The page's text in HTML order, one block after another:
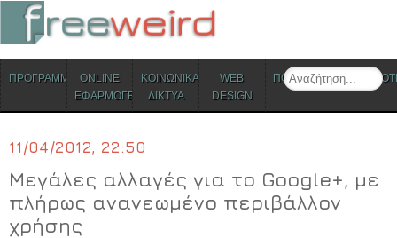
Search
Skip to content
ΠΡΟΓΡΑΜΜΑΤΑONLINE
ΕΦΑΡΜΟΓΕΣ
ΚΟΙΝΩΝΙΚΑ
ΔΙΚΤΥΑ
WEB
DESIGN
ΠΟΛΙΤΙΣΜΟΣ
11/04/2012, 22:50
Μεγάλες αλλαγές για το Google+, με
πλήρως ανανεωμένο περιβάλλον
χρήσης